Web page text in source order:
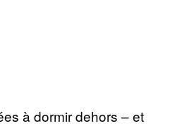
à dormir dehors – et